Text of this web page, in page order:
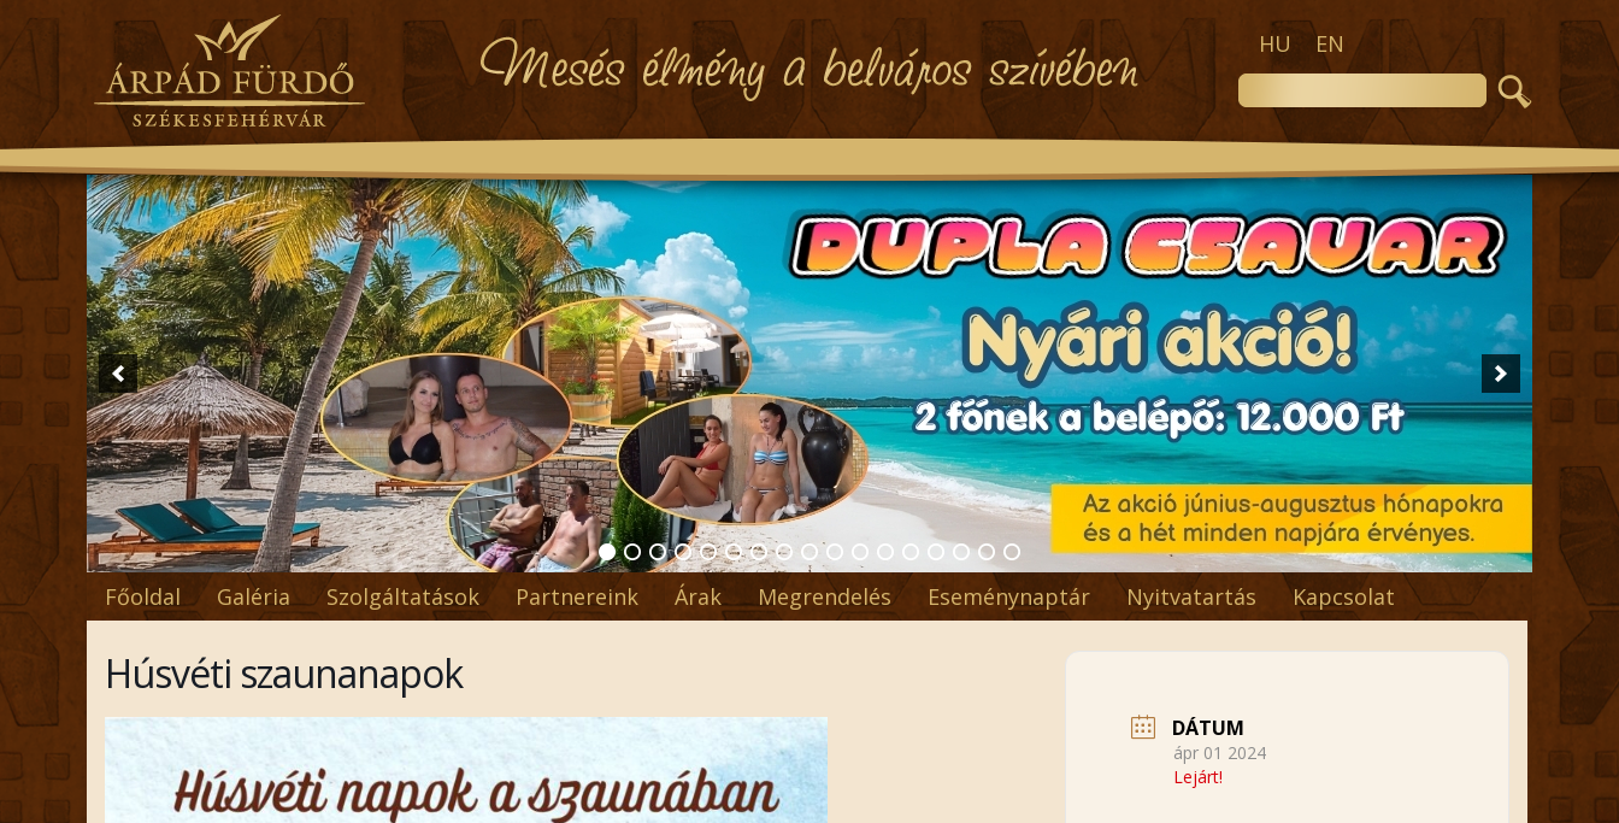
HU EN
Főoldal Galéria Szolgáltatások Partnereink Árak Megrendelés Eseménynaptár Nyitvatartás Kapcsolat
Húsvéti szaunanapok
DÁTUM
ápr 01 2024
Lejárt!